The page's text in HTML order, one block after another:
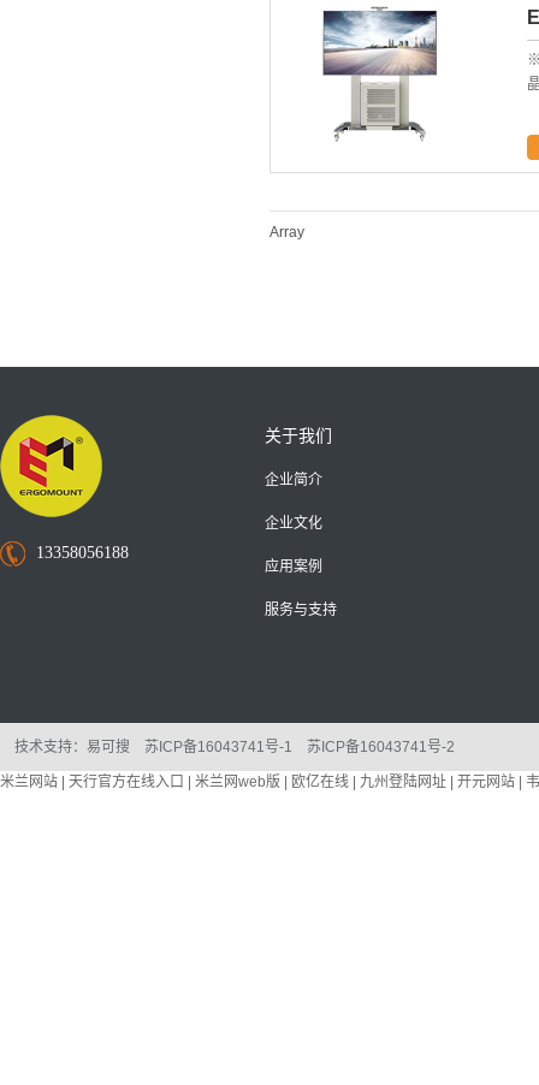
※
Array
13358056188
关于我们
企业简介
企业文化
应用案例
服务与支持
技术支持： 易可搜 苏ICP备16043741号-1 苏ICP备16043741号-2
米兰网站 天行官方在线入口 米兰网web版 欧亿在线 九州登陆网址 开元网站